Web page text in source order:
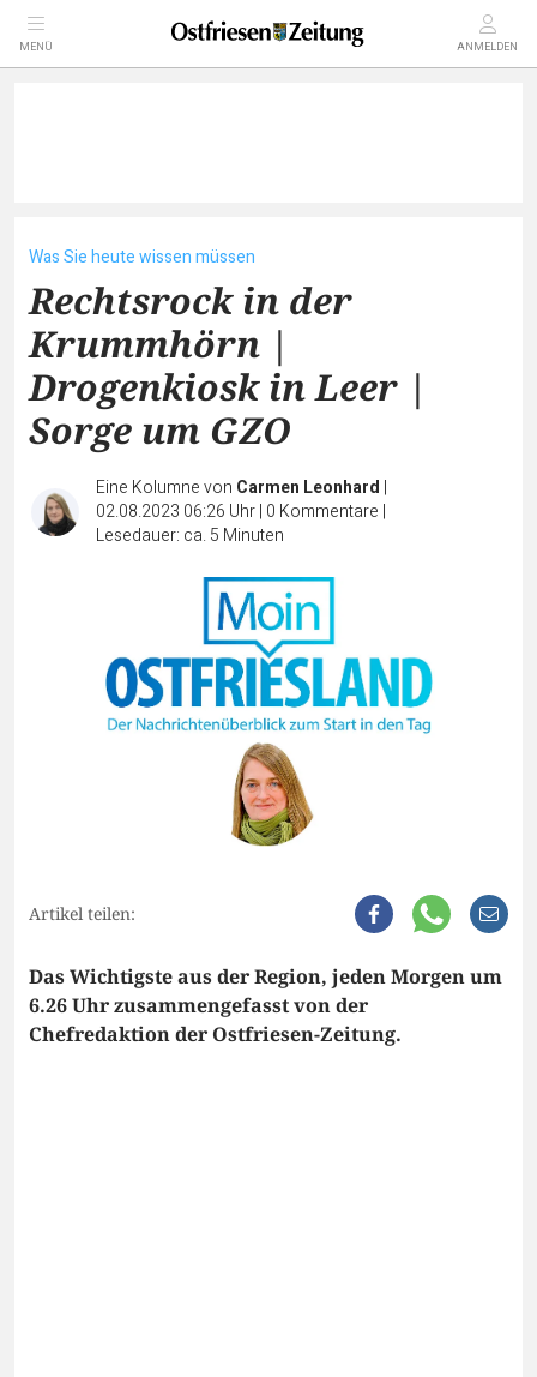
MENÜ ANMELDEN
Was Sie heute wissen müssen
Rechtsrock in der
Krummhörn |
Drogenkiosk in Leer |
Sorge um GZO
Eine Kolumne von Carmen Leonhard |
02.08.2023 06:26 Uhr| 0 Kommentare |
Lesedauer: ca. 5 Minuten
Artikel teilen:
Das Wichtigste aus der Region, jeden Morgen um
6.26 Uhr zusammengefasst von der
Chefredaktion der Ostfriesen-Zeitung.